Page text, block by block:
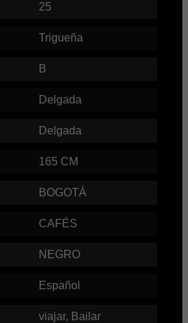
25
Trigueña
B
Delgada
Delgada
165 CM
BOGOTÁ
CAFÉS
NEGRO
Español
viajar, Bailar